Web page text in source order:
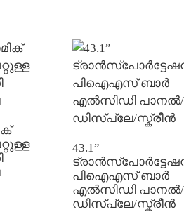
43.1”
പിഐഎസ് ബാർ
എൽസിഡി പാനൽ/
ഡിസ്പ്ലേ/സ്ക്രീൻ